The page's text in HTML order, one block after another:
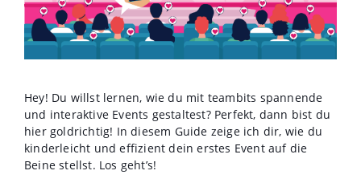
Hey! Du willst lernen, wie du mit teambits spannende
und interaktive Events gestaltest? Perfekt, dann bist du
hier goldrichtig! In diesem Guide zeige ich dir, wie du
kinderleicht und effizient dein erstes Event auf die
Beine stellst. Los geht’s!